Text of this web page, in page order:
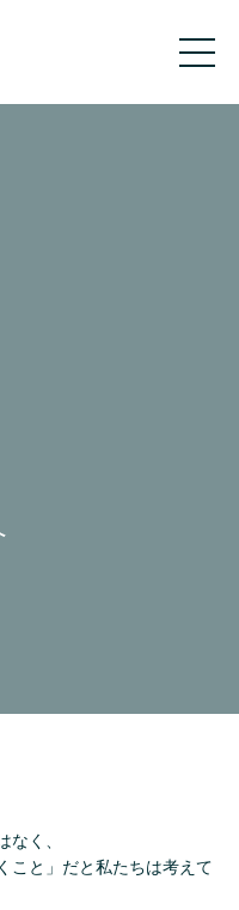
なく、
こと」だと私たちは考えて